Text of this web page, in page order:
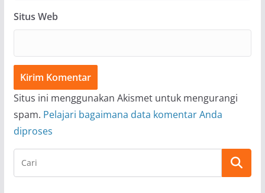
Situs Web
Situs ini menggunakan Akismet untuk mengurangi
spam. Pelajari bagaimana data komentar Anda
diproses